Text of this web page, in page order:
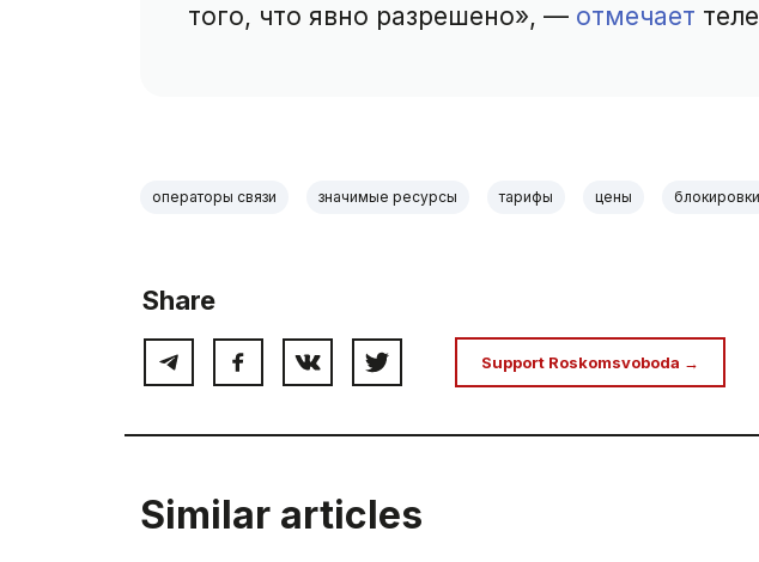
того, что явно разрешено», — отмечает
операторы связи значимые ресурсы тарифы цены блокировки
Share
Support Roskomsvoboda →
Similar articles